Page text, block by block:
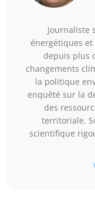
Journaliste
énergétiques
depuis plus
changements
la politique
enquêté sur la
des
territoriale.
scientifique